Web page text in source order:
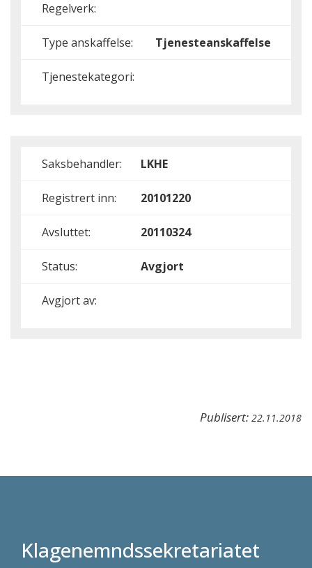
Regelverk:
Type anskaffelse: Tjenesteanskaffelse
Tjenestekategori:
Saksbehandler: LKHE
Registrert inn: 20101220
Avsluttet: 20110324
Status: Avgjort
Avgjort av:
Publisert: 22.11.2018
Klagenemndssekretariatet